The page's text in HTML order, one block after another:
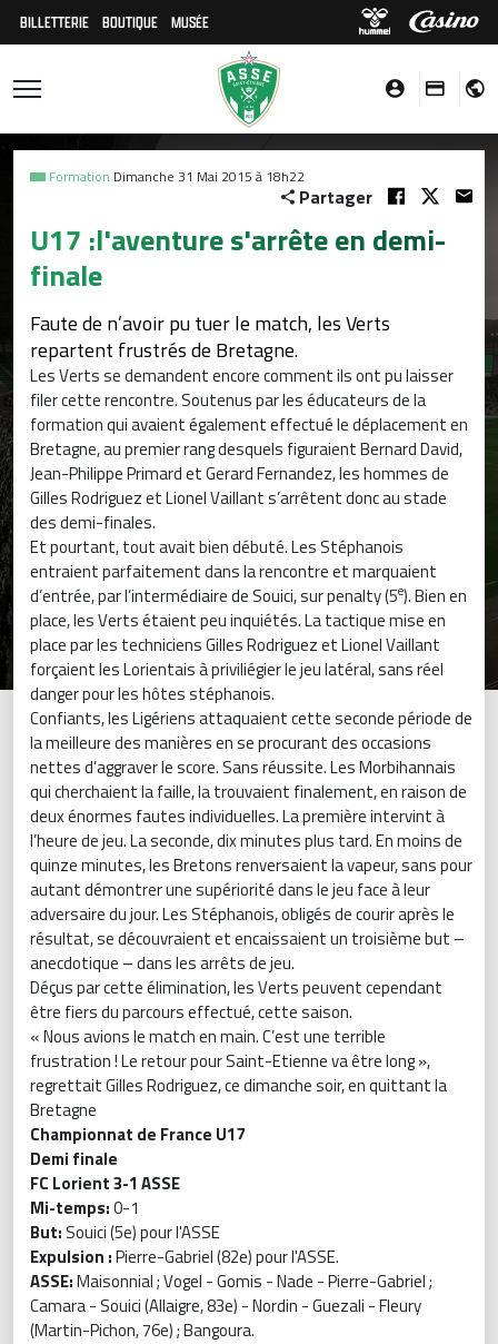
BILLETTERIE BOUTIQUE MUSÉE
Formation Dimanche 31 Mai 2015 à 18h22
Partager
U17 :l'aventure s'arrête en demi-
finale
Faute de n’avoir pu tuer le match, les Verts
repartent frustrés de Bretagne.
Les Verts se demandent encore comment ils ont pu laisser
filer cette rencontre. Soutenus par les éducateurs de la
formation qui avaient également effectué le déplacement en
Bretagne, au premier rang desquels figuraient Bernard David,
Jean-Philippe Primard et Gerard Fernandez, les hommes de
Gilles Rodriguez et Lionel Vaillant s’arrêtent donc au stade
des demi-finales.
Et pourtant, tout avait bien débuté. Les Stéphanois
entraient parfaitement dans la rencontre et marquaient
d’entrée, par l’intermédiaire de Souici, sur penalty (5e). Bien en
place, les Verts étaient peu inquiétés. La tactique mise en
place par les techniciens Gilles Rodriguez et Lionel Vaillant
forçaient les Lorientais à priviliégier le jeu latéral, sans réel
danger pour les hôtes stéphanois.
Confiants, les Ligériens attaquaient cette seconde période de
la meilleure des manières en se procurant des occasions
nettes d’aggraver le score. Sans réussite. Les Morbihannais
qui cherchaient la faille, la trouvaient finalement, en raison de
deux énormes fautes individuelles. La première intervint à
l’heure de jeu. La seconde, dix minutes plus tard. En moins de
quinze minutes, les Bretons renversaient la vapeur, sans pour
autant démontrer une supériorité dans le jeu face à leur
adversaire du jour. Les Stéphanois, obligés de courir après le
résultat, se découvraient et encaissaient un troisième but –
anecdotique – dans les arrêts de jeu.
Déçus par cette élimination, les Verts peuvent cependant
être fiers du parcours effectué, cette saison.
« Nous avions le match en main. C’est une terrible
frustration ! Le retour pour Saint-Etienne va être long »,
regrettait Gilles Rodriguez, ce dimanche soir, en quittant la
Bretagne
Championnat de France U17
Demi finale
FC Lorient 3-1 ASSE
Mi-temps:0-1
But: Souici (5e) pour l'ASSE
Expulsion :Pierre-Gabriel (82e) pour l'ASSE.
ASSE:Maisonnial ; Vogel - Gomis - Nade - Pierre-Gabriel ;
Camara - Souici (Allaigre, 83e) - Nordin - Guezali - Fleury
(Martin-Pichon, 76e) ; Bangoura.